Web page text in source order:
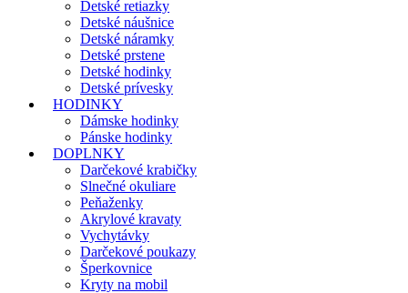
Detské retiazky
Detské náušnice
Detské náramky
Detské prstene
Detské hodinky
Detské prívesky
HODINKY
Dámske hodinky
Pánske hodinky
DOPLNKY
Darčekové krabičky
Slnečné okuliare
Peňaženky
Akrylové kravaty
Vychytávky
Darčekové poukazy
Šperkovnice
Kryty na mobil